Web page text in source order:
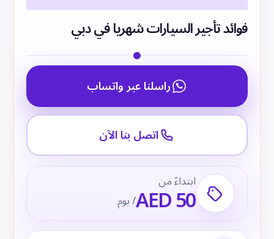
فوائد تأجير السيارات شهريا في دبي
راسلنا عبر واتساب
اتصل بنا الآن
ابتداءً من
AED 50/ يوم